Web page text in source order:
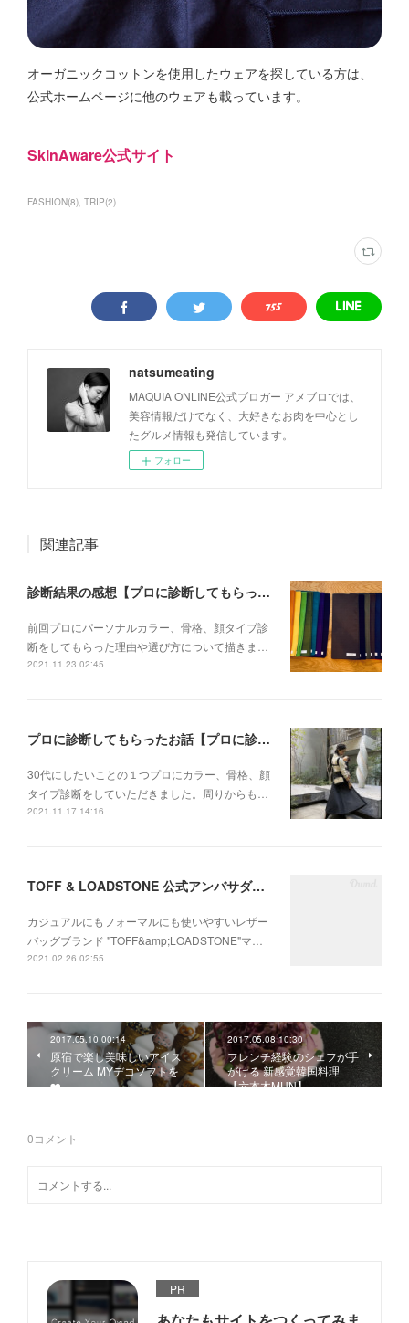
オーガニックコットンを使用したウェアを探している方は、
公式ホームページに他のウェアも載っています。
SkinAware公式サイト
FASHION(8) TRIP(2)
natsumeating
MAQUIA ONLINE公式ブロガー アメブロでは、
美容情報だけでなく、大好きなお肉を中心とし
たグルメ情報も発信しています。
フォロー
関連記事
診断結果の感想【プロに診断してもらった Vol.2】
前回プロにパーソナルカラー、骨格、顔タイプ診
断をしてもらった理由や選び方について描きま…
2021.11.23 02:45
プロに診断してもらったお話【プロに診断してもらった Vol.1】
30代にしたいことの１つプロにカラー、骨格、顔
タイプ診断をしていただきました。周りからも…
2021.11.17 14:16
TOFF & LOADSTONE 公式アンバサダーになりました
カジュアルにもフォーマルにも使いやすいレザー
バッグブランド "TOFF&amp;LOADSTONE"マ…
2021.02.26 02:55
2017.05.10 00:14
原宿で楽し美味しいアイス
クリーム MYデコソフトを
❤️
2017.05.08 10:30
フレンチ経験のシェフが手
がける 新感覚韓国料理
【六本木MUN】
0コメント
PR